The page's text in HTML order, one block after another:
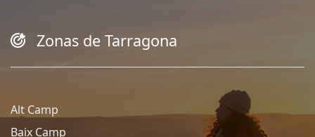
Zonas de Tarragona
Alt Camp
Baix Camp